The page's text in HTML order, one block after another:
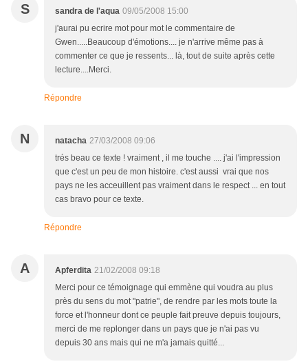
S sandra de l'aqua 09/05/2008 15:00
j'aurai pu ecrire mot pour mot le commentaire de
Gwen.....Beaucoup d'émotions.... je n'arrive même pas à
commenter ce que je ressents... là, tout de suite après cette
lecture....Merci.
Répondre
N natacha 27/03/2008 09:06
trés beau ce texte ! vraiment , il me touche .... j'ai l'impression
que c'est un peu de mon histoire. c'est aussi vrai que nos
pays ne les acceuillent pas vraiment dans le respect ... en tout
cas bravo pour ce texte.
Répondre
A Apferdita 21/02/2008 09:18
Merci pour ce témoignage qui emmène qui voudra au plus
près du sens du mot "patrie", de rendre par les mots toute la
force et l'honneur dont ce peuple fait preuve depuis toujours,
merci de me replonger dans un pays que je n'ai pas vu
depuis 30 ans mais qui ne m'a jamais quitté...